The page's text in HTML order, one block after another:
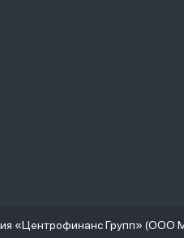
«Центрофинанс Групп» (ООО